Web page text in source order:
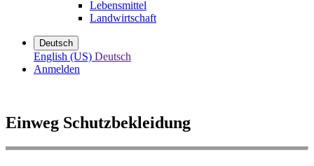
Lebensmittel
Landwirtschaft
Deutsch
English (US) Deutsch
Anmelden
Einweg Schutzbekleidung